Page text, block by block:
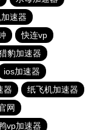
速器
快连vp
豹加速器
ios加速器
器
纸飞机加速器
网
vp加速器